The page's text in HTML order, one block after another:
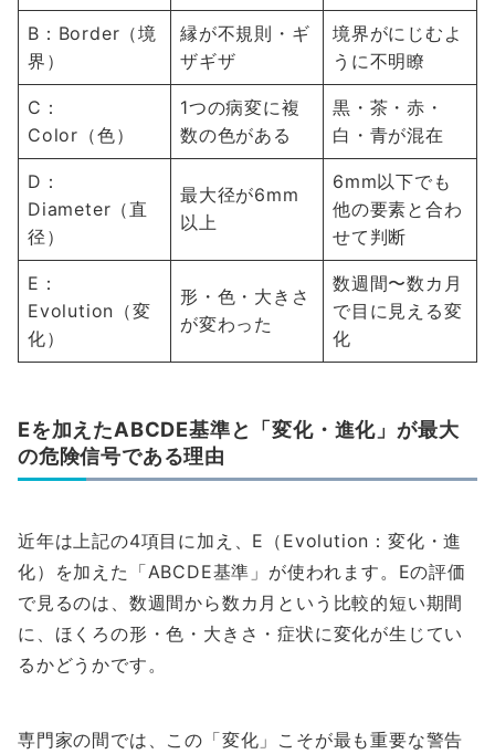
B：Border（境
界）
縁が不規則・ギ
ザギザ
境界がにじむよ
うに不明瞭
C：
Color（色）
1つの病変に複
数の色がある
黒・茶・赤・
白・青が混在
D：
Diameter（直
径）
最大径が6mm
以上
6mm以下でも
他の要素と合わ
せて判断
E：
Evolution（変
化）
形・色・大きさ
が変わった
数週間〜数カ月
で目に見える変
化
Eを加えたABCDE基準と「変化・進化」が最大
の危険信号である理由
近年は上記の4項目に加え、E（Evolution：変化・進
化）を加えた「ABCDE基準」が使われます。Eの評価
で見るのは、数週間から数カ月という比較的短い期間
に、ほくろの形・色・大きさ・症状に変化が生じてい
るかどうかです。
専門家の間では、この「変化」こそが最も重要な警告